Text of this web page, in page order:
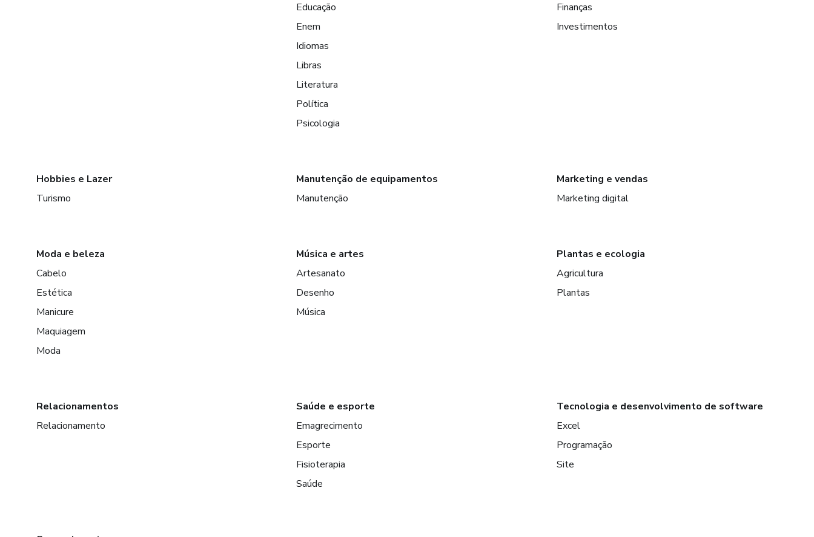
Educação
Enem
Idiomas
Libras
Literatura
Política
Psicologia
Finanças
Investimentos
Hobbies e Lazer
Turismo
Manutenção de equipamentos
Manutenção
Marketing e vendas
Marketing digital
Moda e beleza
Cabelo
Estética
Manicure
Maquiagem
Moda
Música e artes
Artesanato
Desenho
Música
Plantas e ecologia
Agricultura
Plantas
Relacionamentos
Relacionamento
Saúde e esporte
Emagrecimento
Esporte
Fisioterapia
Saúde
Tecnologia e desenvolvimento de software
Excel
Programação
Site